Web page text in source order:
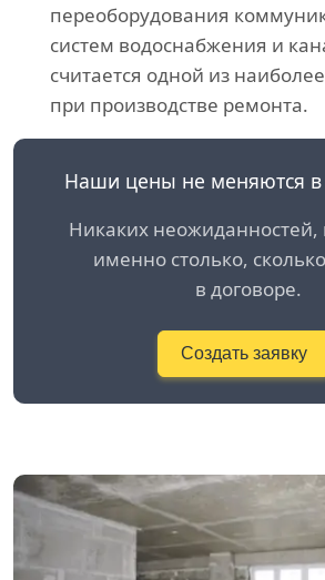
переоборудования
систем водоснабжения и
считается одной из
при производстве ремонта.
Наши цены не меняются в
Никаких неожиданностей,
именно столько,
в договоре.
Создать заявку